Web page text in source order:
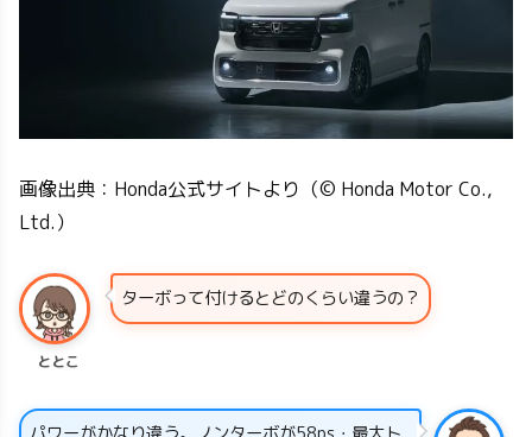
画像出典：Honda公式サイトより（© Honda Motor Co.,
Ltd.）
ととこ
ターボって付けるとどのくらい違うの？